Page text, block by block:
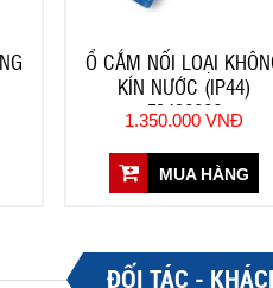
Ổ CẮM NỐI LOẠI
KÍN NƯỚC (IP44)
F9432006
1.350.000 VNĐ
MUA HÀNG
ĐỐI TÁC -